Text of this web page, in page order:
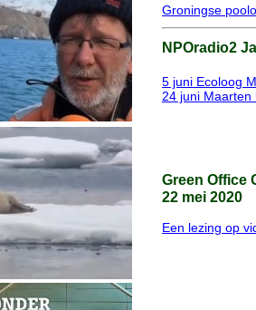
Groningse
NPOradio2
5 juni Ecoloog
24 juni Maarten
Green Office
22 mei 2020
Een lezing op